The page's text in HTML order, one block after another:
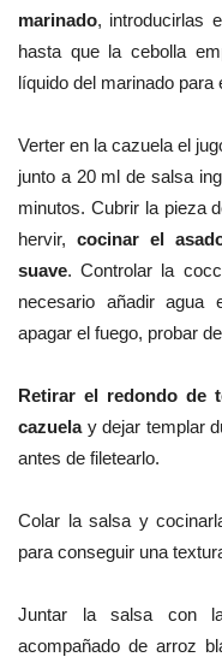
marinado, introducirlas
hasta que la cebolla
líquido del marinado para
Verter en la cazuela el
junto a 20 ml de salsa
minutos. Cubrir la pieza
hervir, cocinar el
suave. Controlar la
necesario añadir agua
apagar el fuego, probar
Retirar el redondo de
cazuelay dejar templar
antes de filetearlo.
Colar la salsa y
para conseguir una
Juntar la salsa con
acompañado de arroz